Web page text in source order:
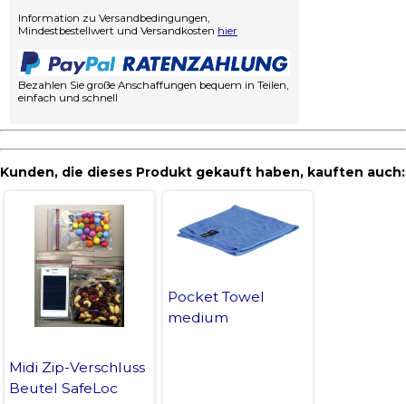
Information zu Versandbedingungen,
Mindestbestellwert und Versandkosten hier
Bezahlen Sie große Anschaffungen bequem in Teilen,
einfach und schnell
Kunden, die dieses Produkt gekauft haben, kauften auch:
Midi Zip-Verschluss
Beutel SafeLoc
Pocket Towel
medium